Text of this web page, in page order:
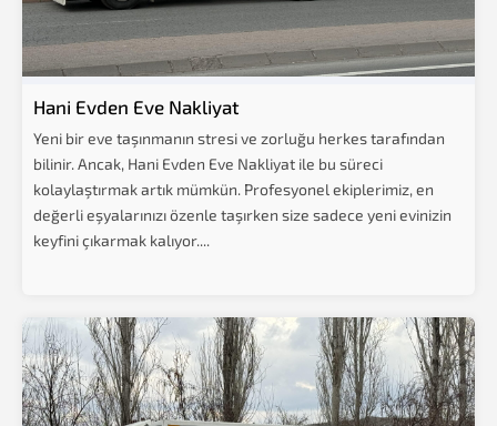
Hani Evden Eve Nakliyat
Yeni bir eve taşınmanın stresi ve zorluğu herkes tarafından
bilinir. Ancak, Hani Evden Eve Nakliyat ile bu süreci
kolaylaştırmak artık mümkün. Profesyonel ekiplerimiz, en
değerli eşyalarınızı özenle taşırken size sadece yeni evinizin
keyfini çıkarmak kalıyor....